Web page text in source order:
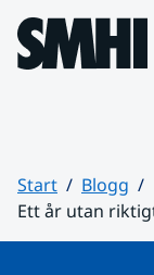
Hoppa till sidans
Start
Blogg
Ett år utan